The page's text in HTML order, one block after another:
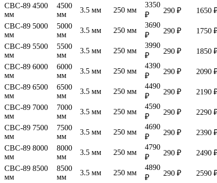
СВС-89 4500
мм
4500
мм
3.5 мм 250 мм
3350
₽
290 ₽
1650
СВС-89 5000
мм
5000
мм
3.5 мм 250 мм
3690
₽
290 ₽
1750
СВС-89 5500
мм
5500
мм
3.5 мм 250 мм
3990
₽
290 ₽
1850
СВС-89 6000
мм
6000
мм
3.5 мм 250 мм
4390
₽
290 ₽
2090
СВС-89 6500
мм
6500
мм
3.5 мм 250 мм
4490
₽
290 ₽
2190
СВС-89 7000
мм
7000
мм
3.5 мм 250 мм
4590
₽
290 ₽
2290
СВС-89 7500
мм
7500
мм
3.5 мм 250 мм
4690
₽
290 ₽
2390
СВС-89 8000
мм
8000
мм
3.5 мм 250 мм
4790
₽
290 ₽
2490
СВС-89 8500
мм
8500
мм
3.5 мм 250 мм
4890
₽
290 ₽
2590